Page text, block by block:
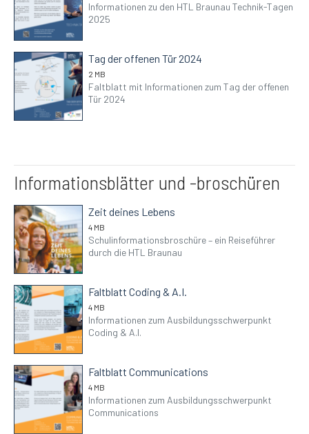
Informationen zu den HTL Braunau Technik-Tagen
2025
Tag der offenen Tür 2024
2 MB
Faltblatt mit Informationen zum Tag der offenen
Tür 2024
Informationsblätter und -broschüren
Zeit deines Lebens
4 MB
Schulinformationsbroschüre – ein Reiseführer
durch die HTL Braunau
Faltblatt Coding & A.I.
4 MB
Informationen zum Ausbildungsschwerpunkt
Coding & A.I.
Faltblatt Communications
4 MB
Informationen zum Ausbildungsschwerpunkt
Communications